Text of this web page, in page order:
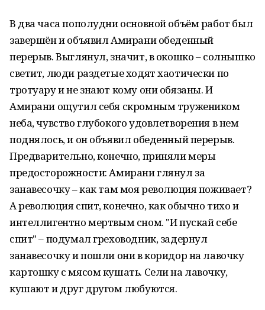
В два часа пополудни основной объём работ был
завершён и объявил Амирани обеденный
перерыв. Выглянул, значит, в окошко – солнышко
светит, люди раздетые ходят хаотически по
тротуару и не знают кому они обязаны. И
Амирани ощутил себя скромным тружеником
неба, чувство глубокого удовлетворения в нем
поднялось, и он объявил обеденный перерыв.
Предварительно, конечно, приняли меры
предосторожности: Амирани глянул за
занавесочку – как там моя революция поживает?
А революция спит, конечно, как обычно тихо и
интеллигентно мертвым сном. "И пускай себе
спит" – подумал греховодник, задернул
занавесочку и пошли они в коридор на лавочку
картошку с мясом кушать. Сели на лавочку,
кушают и друг другом любуются.